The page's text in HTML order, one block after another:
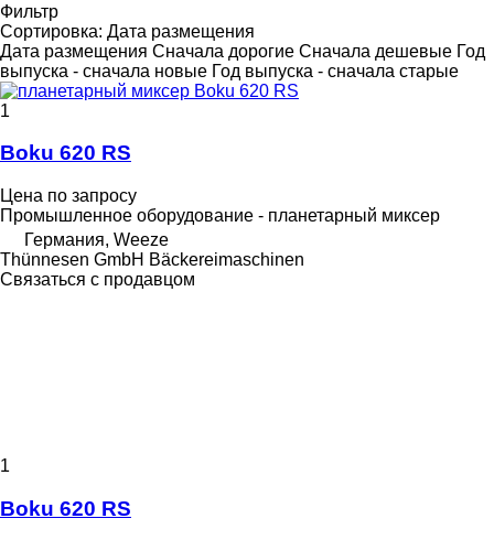
Фильтр
Сортировка: Дата размещения
Дата размещения Сначала дорогие Сначала дешевые Год
выпуска - сначала новые Год выпуска - сначала старые
1
Boku 620 RS
Цена по запросу
Промышленное оборудование - планетарный миксер
Германия, Weeze
Thünnesen GmbH Bäckereimaschinen
Связаться с продавцом
1
Boku 620 RS